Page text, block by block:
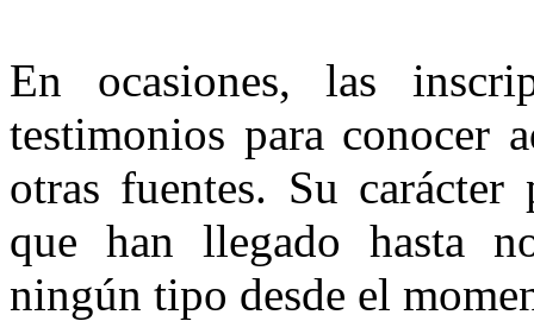
En ocasiones, las
testimonios para conocer
otras fuentes. Su
que han llegado hasta
ningún tipo desde el